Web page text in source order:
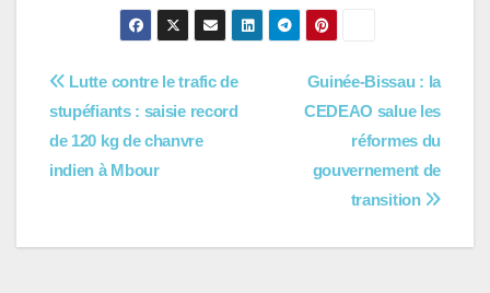
Navigation
de
l’article
Guinée-Bissau : la
CEDEAO salue les
réformes du
gouvernement de
transition
Lutte contre le trafic de
stupéfiants : saisie record
de 120 kg de chanvre
indien à Mbour